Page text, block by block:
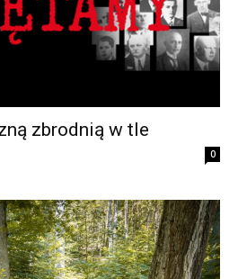
zbrodnią w tle
0